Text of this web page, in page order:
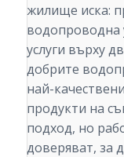
жилище иска:
водопроводна
услуги върху
добрите
най-
продукти на
подход, но
доверяват, за